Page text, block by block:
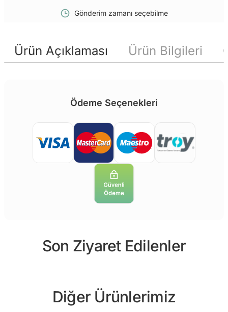
Gönderim zamanı seçebilme
Ürün Açıklaması Ürün Bilgileri
Ödeme Seçenekleri
Son Ziyaret Edilenler
Diğer Ürünlerimiz